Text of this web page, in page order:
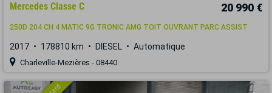
Mercedes Classe C 20 990 €
250D 204 CH 4 MATIC 9G TRONIC AMG TOIT OUVRANT PARC ASSIST
2017 178810 km DIESEL Automatique
Charleville-Mezières - 08440